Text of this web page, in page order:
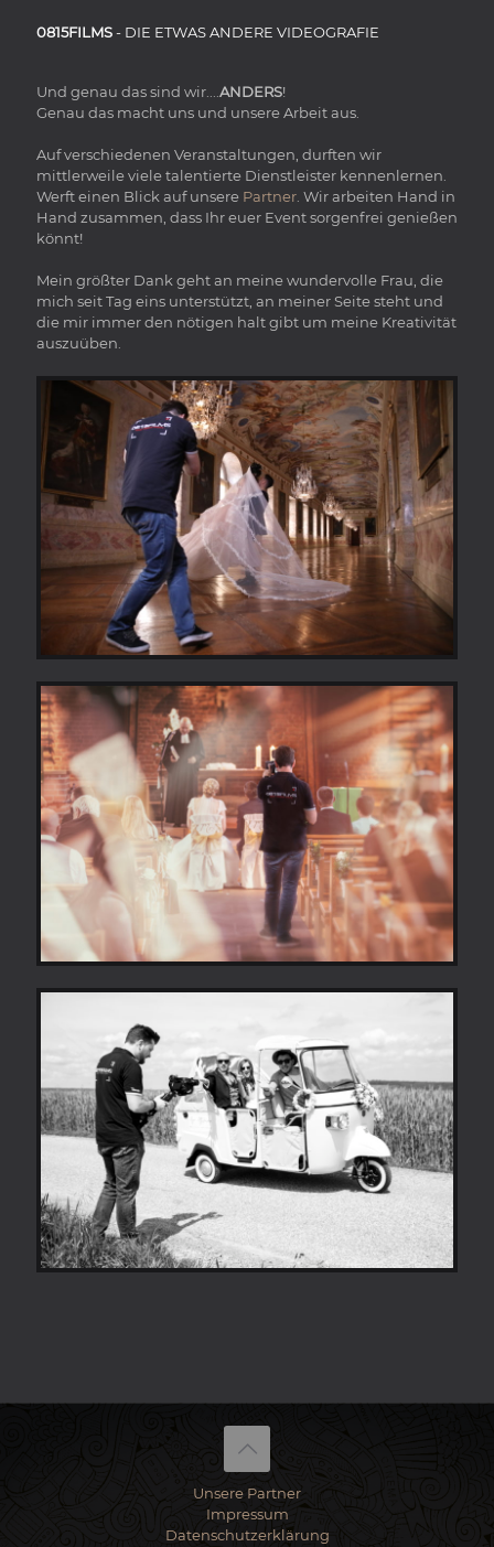
0815FILMS- DIE ETWAS ANDERE VIDEOGRAFIE
Und genau das sind wir.... ANDERS!
Genau das macht uns und unsere Arbeit aus.
Auf verschiedenen Veranstaltungen, durften wir
mittlerweile viele talentierte Dienstleister kennenlernen.
Werft einen Blick auf unsere Partner . Wir arbeiten Hand in
Hand zusammen, dass Ihr euer Event sorgenfrei genießen
könnt!
Mein größter Dank geht an meine wundervolle Frau, die
mich seit Tag eins unterstützt, an meiner Seite steht und
die mir immer den nötigen halt gibt um meine Kreativität
auszuüben.
Unsere Partner
Impressum
Datenschutzerklärung